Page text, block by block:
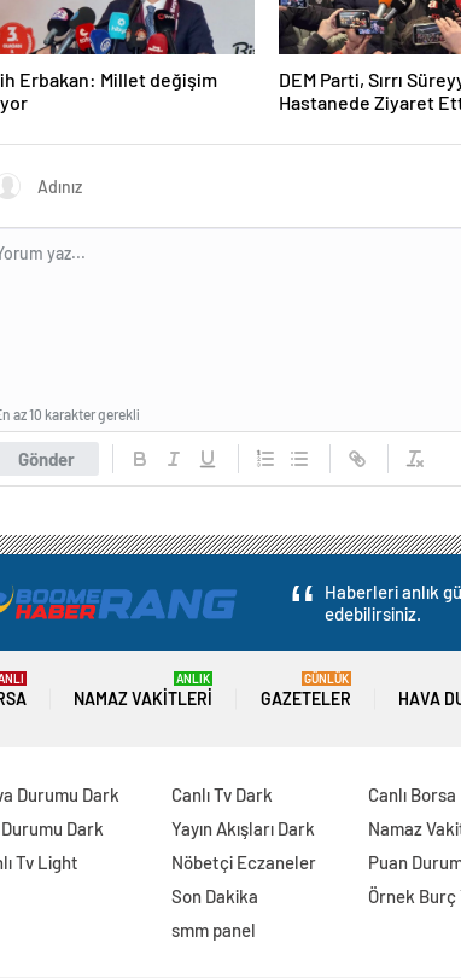
Erbakan: Millet değişim
DEM Parti, Sırrı
Hastanede Ziyaret
Gönder
az 10 karakter gerekli
Haberleri anlık
edebilirsiniz.
NAMAZ VAKITLERI
ANLIK
GAZETELER
GÜNLÜK
HAVA
Durumu Dark
Dark
Tv Light
Canlı Tv Dark
Yayın Akışları Dark
Nöbetçi Eczaneler
Son Dakika
smm panel
Canlı Borsa
Namaz
Puan
Örnek Burç